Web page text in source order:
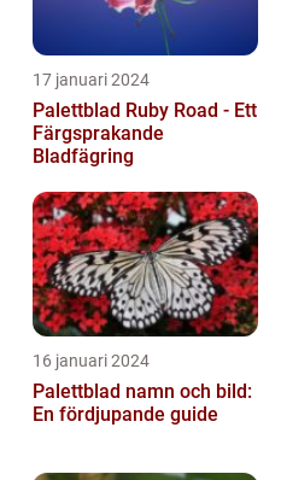
17 januari 2024
Palettblad Ruby Road - Ett
Färgsprakande
Bladfägring
16 januari 2024
Palettblad namn och bild:
En fördjupande guide